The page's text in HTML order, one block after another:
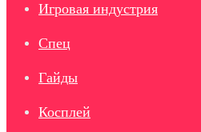
Игровая индустрия
Спец
Гайды
Косплей